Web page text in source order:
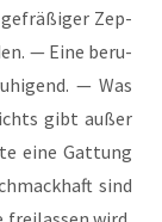
Zep­
— Eine beru­
— Was
gibt außer
eine Gat­tung
sind